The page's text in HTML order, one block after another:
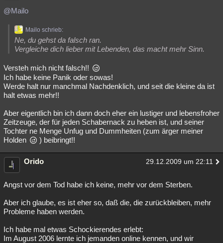
@Mailo
Mailo schrieb:
Ne, du gehst da falsch ran.
Vergleiche dich lieber mit Lebenden, das macht mehr Sinn.
Versteh mich nicht falsch!!
Ich habe keine Panik oder sowas!
Werde halt nur manchmal Nachdenklich, und seit die kleine da ist
halt etwas mehr!!
Aber eigentlich bin ich dann doch eher ein lustiger und lebensfroher
Zeitzeuge, der für jeden Schabernack zu heben ist, und seiner
Tochter ne Menge Unfug und Dummheiten (zum ärger meiner
Holden
) beibringt!!
Orido 29.12.2009 um 22:11
Angst vor dem Tod habe ich keine, mehr vor dem Sterben.
Aber ich glaube, es ist eher so, daß die, die zurückbleiben, mehr
Probleme haben werden.
Ich habe mal etwas Schockierendes erlebt:
Im August 2006 lernte ich jemanden online kennen, und wir